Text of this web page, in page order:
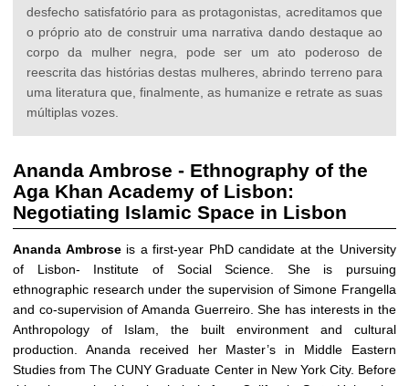
desfecho satisfatório para as protagonistas, acreditamos que
o próprio ato de construir uma narrativa dando destaque ao
corpo da mulher negra, pode ser um ato poderoso de
reescrita das histórias destas mulheres, abrindo terreno para
uma literatura que, finalmente, as humanize e retrate as suas
múltiplas vozes.
Ananda Ambrose - Ethnography of the
Aga Khan Academy of Lisbon:
Negotiating Islamic Space in Lisbon
Ananda Ambroseis a first-year PhD candidate at the University
of Lisbon- Institute of Social Science. She is pursuing
ethnographic research under the supervision of Simone Frangella
and co-supervision of Amanda Guerreiro. She has interests in the
Anthropology of Islam, the built environment and cultural
production. Ananda received her Master’s in Middle Eastern
Studies from The CUNY Graduate Center in New York City. Before